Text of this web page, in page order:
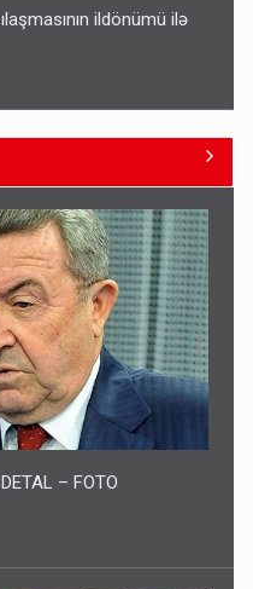
ildönümü ilə
danışdı
– FOTO